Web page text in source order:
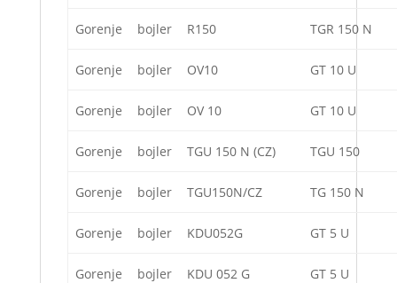
Gorenje bojler R150 TGR 150 N
Gorenje bojler OV10 GT 10 U
Gorenje bojler OV 10 GT 10 U
Gorenje bojler TGU 150 N (CZ) TGU 150
Gorenje bojler TGU150N/CZ TG 150 N
Gorenje bojler KDU052G GT 5 U
Gorenje bojler KDU 052 G GT 5 U